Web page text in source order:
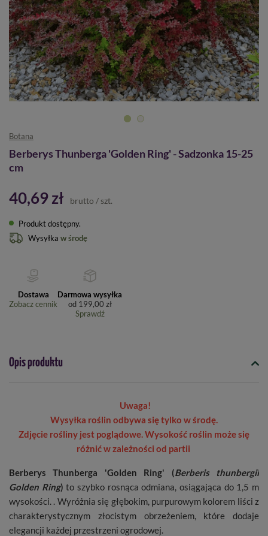
Botana
Berberys Thunberga 'Golden Ring' - Sadzonka 15-25
cm
40,69 zł brutto / szt.
Produkt dostępny
Wysyłka w środę
Dostawa
Zobacz cennik
Darmowa wysyłka
od 199,00 zł
Sprawdź
Opis produktu
Uwaga!
Wysyłka roślin odbywa się tylko w środę.
Zdjęcie rośliny jest poglądowe. Wysokość roślin może się
różnić w zależności od partii
Berberys Thunberga 'Golden Ring' (Berberis thunbergii
Golden Ring) to szybko rosnąca odmiana, osiągająca do 1,5 m
wysokości. . Wyróżnia się głębokim, purpurowym kolorem liści z
charakterystycznym złocistym obrzeżeniem, które dodaje
elegancji każdej przestrzeni ogrodowej.